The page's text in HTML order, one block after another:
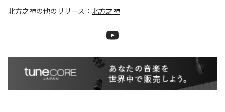
北方之神の他のリリース： 北方之神